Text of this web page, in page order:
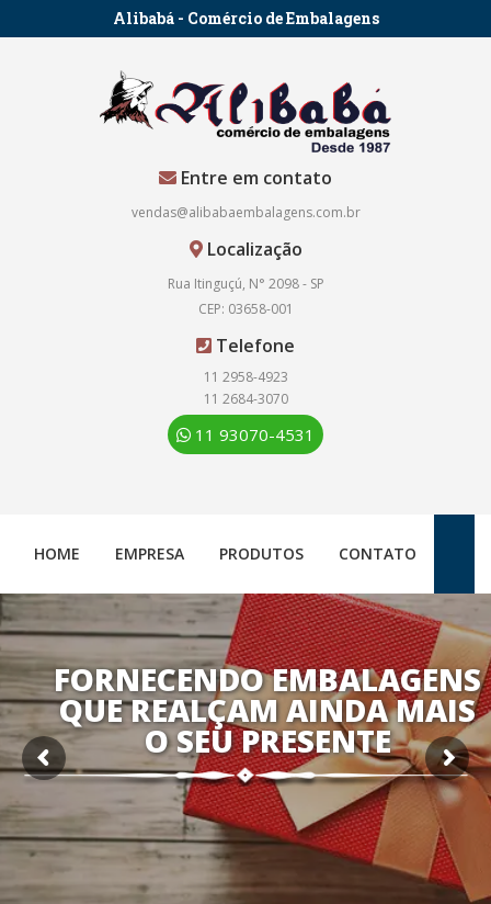
Alibabá - Comércio de Embalagens
Entre em contato
vendas@alibabaembalagens.com.br
Localização
Rua Itinguçú, N° 2098 - SP
CEP: 03658-001
Telefone
11 2958-4923
11 2684-3070
11 93070-4531
HOME EMPRESA PRODUTOS CONTATO
FORNECENDO EMBALAGENS
QUE REALÇAM AINDA MAIS
O SEU PRESENTE